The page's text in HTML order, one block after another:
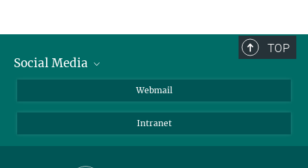
TOP
Social Media
YouTube
Webmail
Intranet